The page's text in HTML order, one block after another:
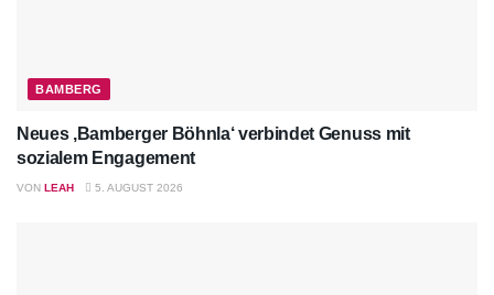
BAMBERG
Neues ‚Bamberger Böhnla‘ verbindet Genuss mit
sozialem Engagement
VON LEAH 5. AUGUST 2026